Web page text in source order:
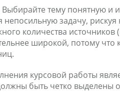
тему понятную и
задачу,
количества
широкой, потому
курсовой работы
быть четко выделены